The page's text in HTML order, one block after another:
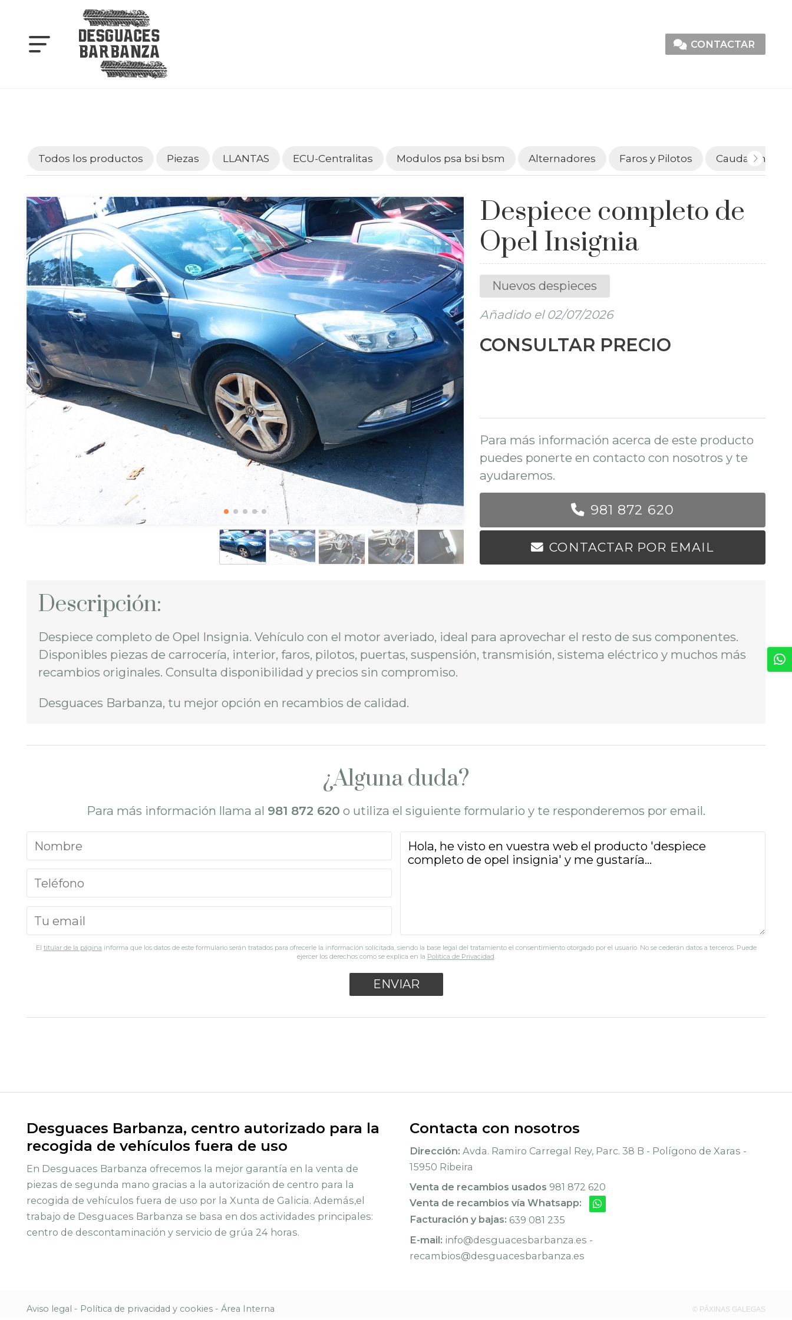
CONTACTAR
Todos los productos Piezas LLANTAS ECU-Centralitas Modulos psa bsi bsm Alternadores Faros y Pilotos Caudalímetros
Despiece completo de
Opel Insignia
Nuevos despieces
Añadido el 02/07/2026
CONSULTAR PRECIO
Para más información acerca de este producto
puedes ponerte en contacto con nosotros y te
ayudaremos.
981 872 620
CONTACTAR POR EMAIL
Descripción:
Despiece completo de Opel Insignia. Vehículo con el motor averiado, ideal para aprovechar el resto de sus componentes.
Disponibles piezas de carrocería, interior, faros, pilotos, puertas, suspensión, transmisión, sistema eléctrico y muchos más
recambios originales. Consulta disponibilidad y precios sin compromiso.
Desguaces Barbanza, tu mejor opción en recambios de calidad.
¿Alguna duda?
Para más información llama al 981 872 620 o utiliza el siguiente formulario y te responderemos por email.
El titular de la página informa que los datos de este formulario serán tratados para ofrecerle la información solicitada, siendo la base legal del tratamiento el consentimiento otorgado por el usuario. No se cederán datos a terceros. Puede
ejercer los derechos como se explica en la Política de Privacidad.
Desguaces Barbanza, centro autorizado para la
recogida de vehículos fuera de uso
En Desguaces Barbanza ofrecemos la mejor garantía en la venta de
piezas de segunda mano gracias a la autorización de centro para la
recogida de vehículos fuera de uso por la Xunta de Galicia. Además,el
trabajo de Desguaces Barbanza se basa en dos actividades principales:
centro de descontaminación y servicio de grúa 24 horas.
Contacta con nosotros
Dirección: Avda. Ramiro Carregal Rey, Parc. 38 B - Polígono de Xaras -
15950 Ribeira
Venta de recambios usados 981 872 620
Venta de recambios vía Whatsapp:
Facturación y bajas: 639 081 235
E-mail: info@desguacesbarbanza.es -
recambios@desguacesbarbanza.es
Aviso legal - Política de privacidad y cookies - Área Interna © PÁXINAS GALEGAS